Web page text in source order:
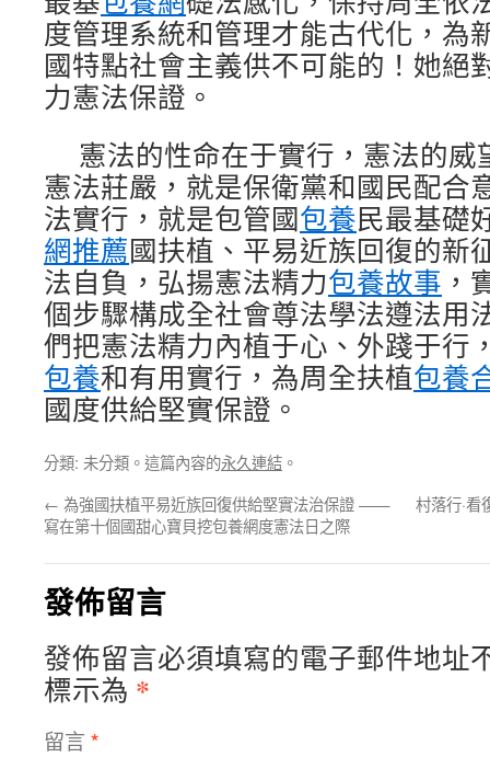
度管理系統和管理才能古代化，為
國特點社會主義供不可能的！她絕
力憲法保證。
憲法的性命在于實行，憲法的
憲法莊嚴，就是保衛黨和國民配合
法實行，就是包管國包養民最基礎
網推薦國扶植、平易近族回復的新
法自負，弘揚憲法精力包養故事 ，
個步驟構成全社會尊法學法遵法用
們把憲法精力內植于心、外踐于行
包養和有用實行，為周全扶植包養
國度供給堅實保證。
分類: 未分類。這篇內容的永久連結 。
← 為強國扶植平易近族回復供給堅實法治保證 ——
寫在第十個國甜心寶貝挖包養網度憲法日之際
村落行·
發佈留言
發佈留言必須填寫的電子郵件地址
標示為 *
留言 *